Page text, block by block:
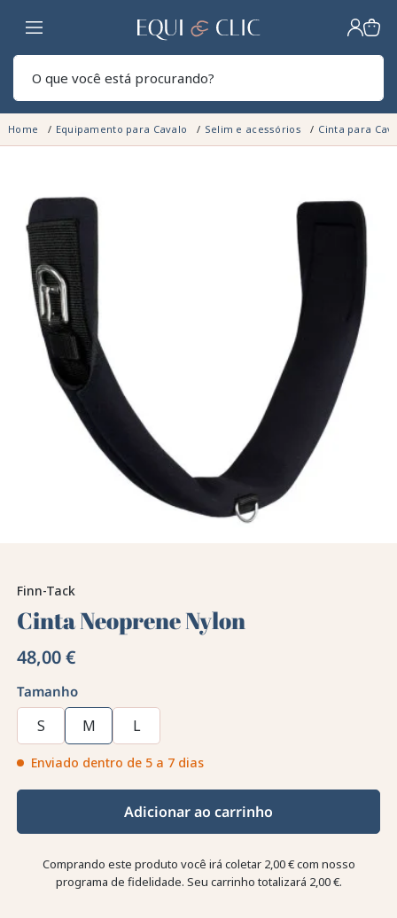
Lar
Home Equipamento para Cavalo Selim e acessórios Cinta para
Finn-Tack
Cinta Neoprene Nylon
48,00 €
Tamanho
S M L
Enviado dentro de 5 a 7 dias
Adicionar ao carrinho
Comprando este produto você irá coletar 2,00 €com nosso
programa de fidelidade. Seu carrinho totalizará 2,00 €.